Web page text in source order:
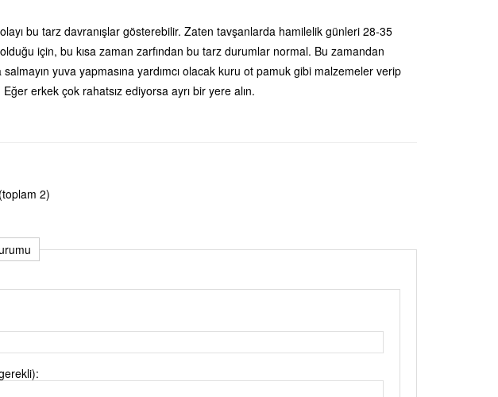
bu tarz davranışlar gösterebilir. Zaten tavşanlarda hamilelik günleri 28-35
için, bu kısa zaman zarfından bu tarz durumlar normal. Bu zamandan
salmayın yuva yapmasına yardımcı olacak kuru ot pamuk gibi malzemeler verip
Eğer erkek çok rahatsız ediyorsa ayrı bir yere alın.
2)